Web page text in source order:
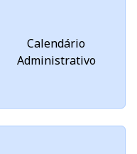
Calendário
Administrativo